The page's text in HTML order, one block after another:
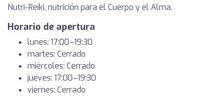
Nutri-Reiki, nutrición para el Cuerpo y el Alma.
Horario de apertura
lunes: 17:00–19:30
martes: Cerrado
miércoles: Cerrado
jueves: 17:00–19:30
viernes: Cerrado